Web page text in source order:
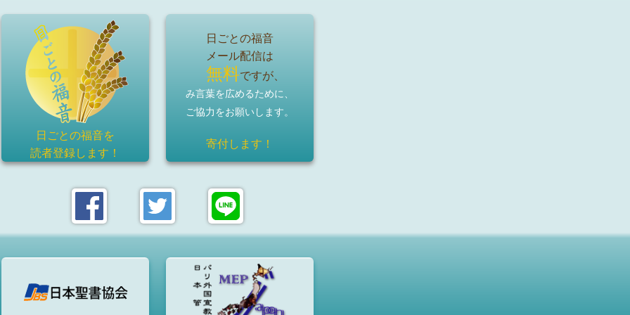
日ごとの福音を
読者登録します！
日ごとの福音
メール配信は
無料ですが、
み言葉を広めるために、
ご協力をお願いします。
寄付します！